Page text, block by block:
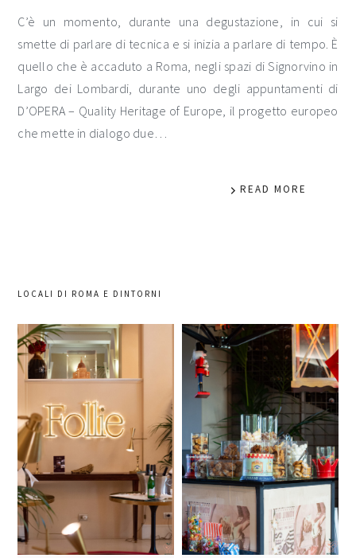
C’è un momento, durante una degustazione, in cui si
smette di parlare di tecnica e si inizia a parlare di tempo. È
quello che è accaduto a Roma, negli spazi di Signorvino in
Largo dei Lombardi, durante uno degli appuntamenti di
D’OPERA – Quality Heritage of Europe, il progetto europeo
che mette in dialogo due…
READ MORE
LOCALI DI ROMA E DINTORNI